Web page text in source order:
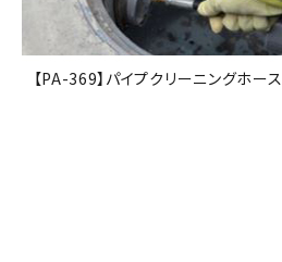
【PA-369】パイプクリーニングホース